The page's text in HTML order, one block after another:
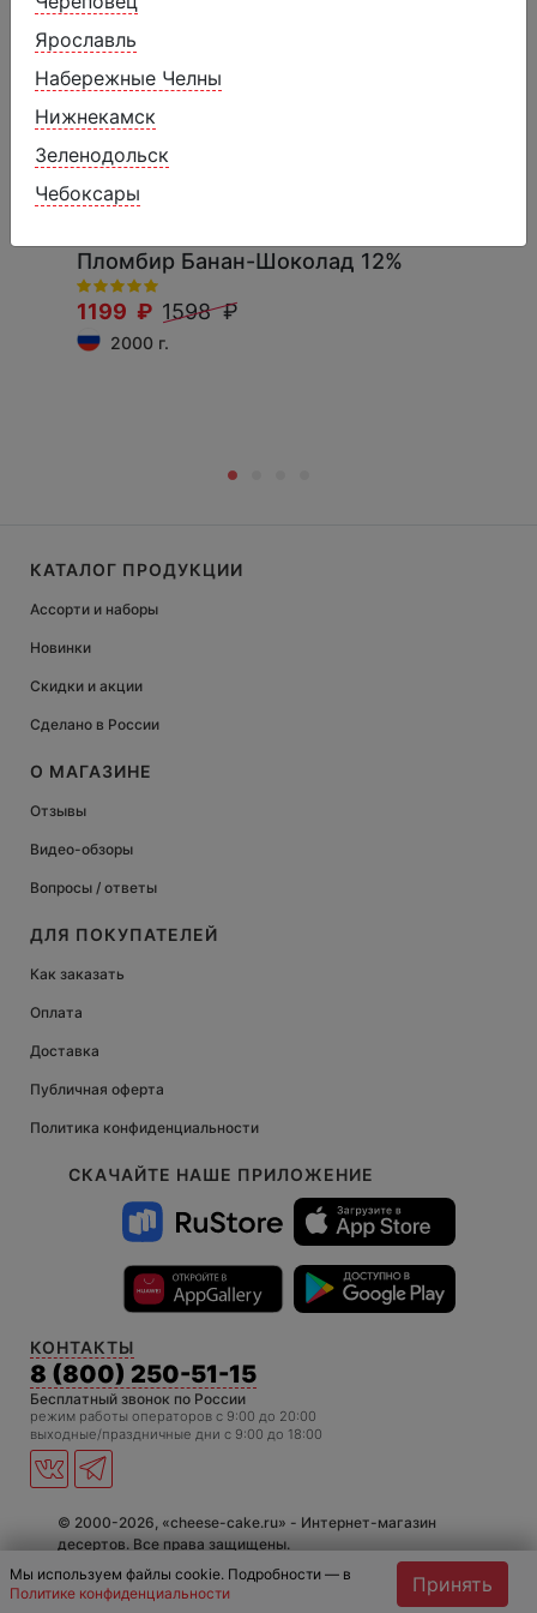
Ярославль
Набережные Челны
Нижнекамск
Зеленодольск
Чебоксары
Пломбир Банан-Шоколад 12%
1199 ₽ 1598 ₽
2000 г.
СКАЧАЙТЕ НАШЕ ПРИЛОЖЕНИЕ
КОНТАКТЫ
8 (800) 250-51-15
Бесплатный звонок по России
режим работы операторов c 9:00 до 20:00
выходные/праздничные дни с 9:00 до 18:00
КАТАЛОГ ПРОДУКЦИИ
Ассорти и наборы
Новинки
Скидки и акции
Сделано в России
О МАГАЗИНЕ
Отзывы
Видео-обзоры
Вопросы / ответы
ДЛЯ ПОКУПАТЕЛЕЙ
Как заказать
Оплата
Доставка
Публичная оферта
Политика конфиденциальности
© 2000-2026, «cheese-cake.ru» - Интернет-магазин
десертов. Все права защищены.
Мы используем файлы cookie. Подробности — в
Политике конфиденциальности
Принять